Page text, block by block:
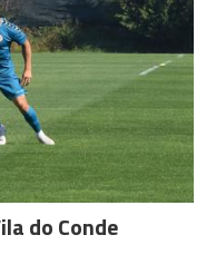
do Conde